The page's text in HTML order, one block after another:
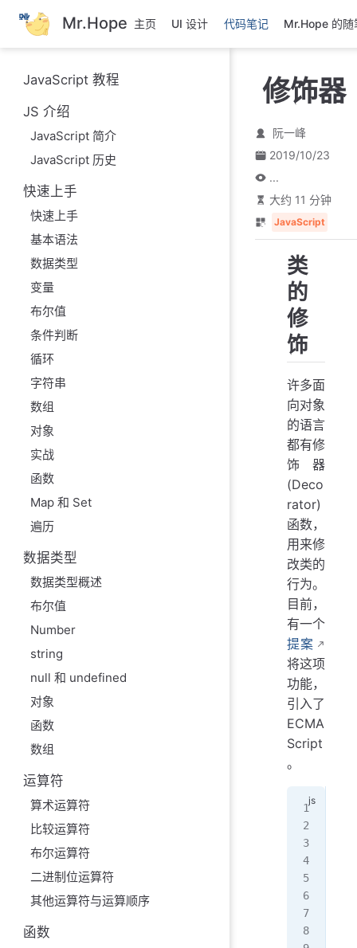
跳
至
主
內
Mr.Hope 主页 UI 设计 代码笔记 Mr.Hope 的随
JavaScript 教程
JS 介绍
JavaScript 简介
JavaScript 历史
快速上手
快速上手
基本语法
数据类型
变量
布尔值
条件判断
循环
字符串
数组
对象
实战
函数
Map 和 Set
遍历
数据类型
数据类型概述
布尔值
Number
string
null 和 undefined
对象
函数
数组
运算符
算术运算符
比较运算符
布尔运算符
二进制位运算符
其他运算符与运算顺序
函数
修饰器
阮一峰
2019/10/23
...
大约 11 分钟
JavaScript
类
的
修
饰
许多面
向对象
的语言
都有修
饰器
(Deco
rator)
函数，
用来修
改类的
行为。
目前，
有一个
提案
将这项
功能，
引入了
ECMA
Script
。